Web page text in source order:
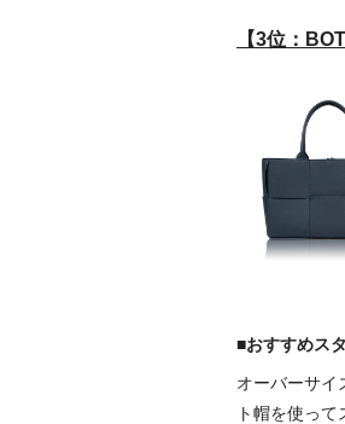
【3位：
■おすすめス
オーバーサイ
ト帽を使っ